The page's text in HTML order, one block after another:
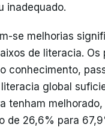
inadequado.
se melhorias
de literacia. Os
conhecimento,
global
tenham
de 26,6% para